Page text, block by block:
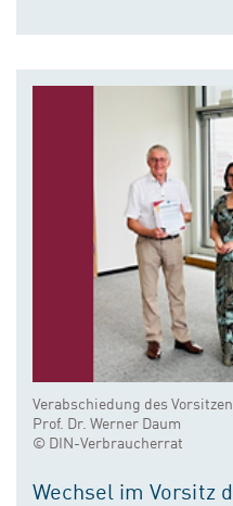
Verabschiedung des
Prof. Dr. Werner Daum
© DIN-Verbraucherrat
Wechsel im Vorsitz